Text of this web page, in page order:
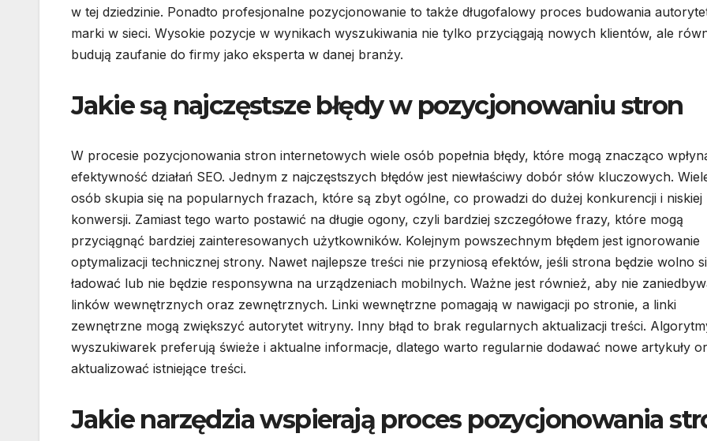
w tej dziedzinie. Ponadto profesjonalne pozycjonowanie to także długofalowy proces budowania
marki w sieci. Wysokie pozycje w wynikach wyszukiwania nie tylko przyciągają nowych klientów, ale
budują zaufanie do firmy jako eksperta w danej branży.
Jakie są najczęstsze błędy w pozycjonowaniu stron
W procesie pozycjonowania stron internetowych wiele osób popełnia błędy, które mogą znacząco
efektywność działań SEO. Jednym z najczęstszych błędów jest niewłaściwy dobór słów kluczowych.
osób skupia się na popularnych frazach, które są zbyt ogólne, co prowadzi do dużej konkurencji i niskiej
konwersji. Zamiast tego warto postawić na długie ogony, czyli bardziej szczegółowe frazy, które mogą
przyciągnąć bardziej zainteresowanych użytkowników. Kolejnym powszechnym błędem jest ignorowanie
optymalizacji technicznej strony. Nawet najlepsze treści nie przyniosą efektów, jeśli strona będzie wolno
ładować lub nie będzie responsywna na urządzeniach mobilnych. Ważne jest również, aby nie
linków wewnętrznych oraz zewnętrznych. Linki wewnętrzne pomagają w nawigacji po stronie, a linki
zewnętrzne mogą zwiększyć autorytet witryny. Inny błąd to brak regularnych aktualizacji treści.
wyszukiwarek preferują świeże i aktualne informacje, dlatego warto regularnie dodawać nowe artykuły
aktualizować istniejące treści.
Jakie narzędzia wspierają proces pozycjonowania